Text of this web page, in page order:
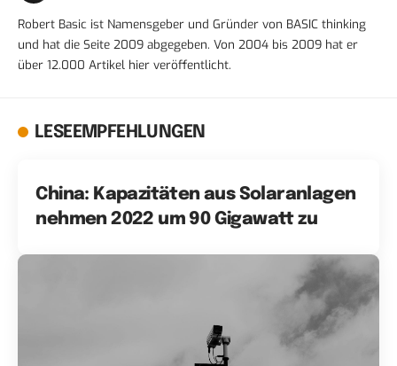
Robert Basic ist Namensgeber und Gründer von BASIC thinking
und hat die Seite 2009 abgegeben. Von 2004 bis 2009 hat er
über 12.000 Artikel hier veröffentlicht.
LESEEMPFEHLUNGEN
China: Kapazitäten aus Solaranlagen
nehmen 2022 um 90 Gigawatt zu